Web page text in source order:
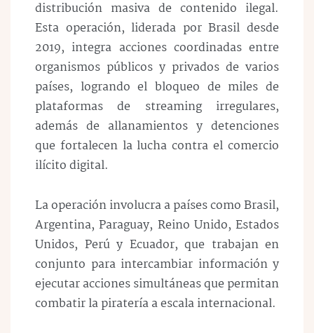
distribución masiva de contenido ilegal.
Esta operación, liderada por Brasil desde
2019, integra acciones coordinadas entre
organismos públicos y privados de varios
países, logrando el bloqueo de miles de
plataformas de streaming irregulares,
además de allanamientos y detenciones
que fortalecen la lucha contra el comercio
ilícito digital.
La operación involucra a países como Brasil,
Argentina, Paraguay, Reino Unido, Estados
Unidos, Perú y Ecuador, que trabajan en
conjunto para intercambiar información y
ejecutar acciones simultáneas que permitan
combatir la piratería a escala internacional.